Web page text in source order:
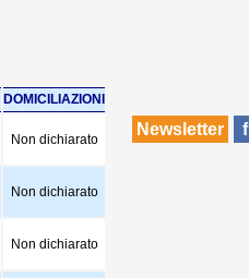
DOMICILIAZIONI
Non dichiarato
Non dichiarato
Non dichiarato
Newsletter f